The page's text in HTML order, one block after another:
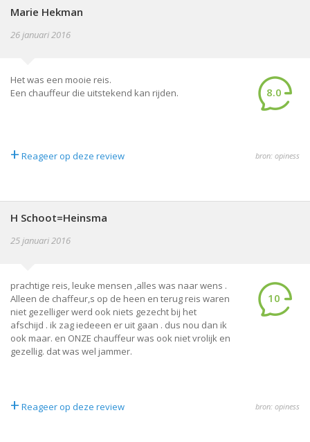
Marie Hekman
26 januari 2016
Het was een mooie reis.
Een chauffeur die uitstekend kan rijden.
8.0
+ Reageer op deze review bron: opiness
H Schoot=Heinsma
25 januari 2016
prachtige reis, leuke mensen ,alles was naar wens .
Alleen de chaffeur,s op de heen en terug reis waren
niet gezelliger werd ook niets gezecht bij het
afschijd . ik zag iedeeen er uit gaan . dus nou dan ik
ook maar. en ONZE chauffeur was ook niet vrolijk en
gezellig. dat was wel jammer.
10
+ Reageer op deze review bron: opiness